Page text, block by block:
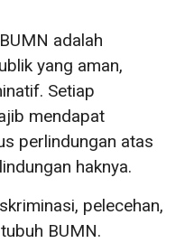
adalah
yang aman,
Setiap
mendapat
perlindungan atas
haknya.
pelecehan,
BUMN.